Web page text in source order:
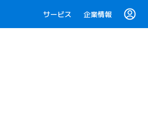
サービス 企業情報